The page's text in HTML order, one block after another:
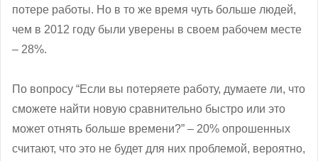
потере работы. Но в то же время чуть больше людей,
чем в 2012 году были уверены в своем рабочем месте
– 28%.
По вопросу “Если вы потеряете работу, думаете ли, что
сможете найти новую сравнительно быстро или это
может отнять больше времени?” – 20% опрошенных
считают, что это не будет для них проблемой, вероятно,